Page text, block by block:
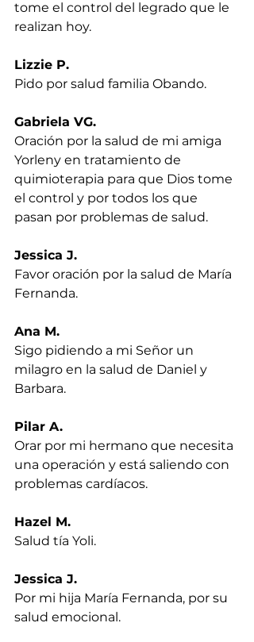
tome el control del legrado que le
realizan hoy.
Lizzie P.
Pido por salud familia Obando.
Gabriela VG.
Oración por la salud de mi amiga
Yorleny en tratamiento de
quimioterapia para que Dios tome
el control y por todos los que
pasan por problemas de salud.
Jessica J.
Favor oración por la salud de María
Fernanda.
Ana M.
Sigo pidiendo a mi Señor un
milagro en la salud de Daniel y
Barbara.
Pilar A.
Orar por mi hermano que necesita
una operación y está saliendo con
problemas cardíacos.
Hazel M.
Salud tía Yoli.
Jessica J.
Por mi hija María Fernanda, por su
salud emocional.